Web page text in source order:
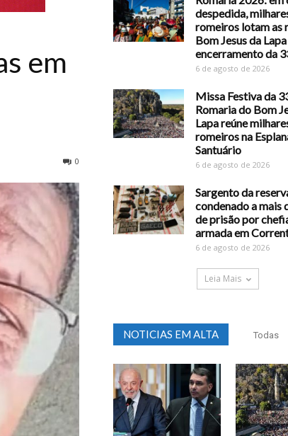
em
0
despedida,
romeiros lotam as
Bom Jesus da
encerramento da
6 de agosto de 2026
Missa Festiva da
Romaria do Bom
Lapa reúne
romeiros na
Santuário
6 de agosto de 2026
Sargento da
condenado a mais
de prisão por
armada em
6 de agosto de 2026
Leia Mais
NOTICIAS EM ALTA Todas